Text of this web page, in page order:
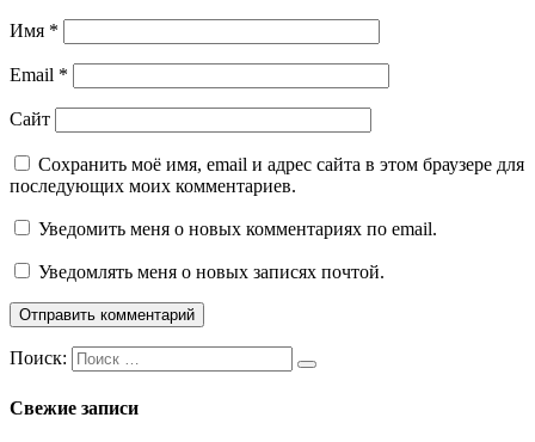
Имя *
Email *
Сайт
Сохранить моё имя, email и адрес сайта в этом браузере для
последующих моих комментариев.
Уведомить меня о новых комментариях по email.
Уведомлять меня о новых записях почтой.
Поиск:
Свежие записи